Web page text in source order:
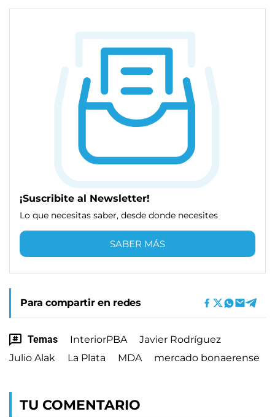
¡Suscribite al Newsletter!
Lo que necesitas saber, desde donde necesites
SABER MÁS
Para compartir en redes
Temas InteriorPBA
Javier Rodríguez
Julio Alak
La Plata MDA mercado bonaerense
TU COMENTARIO